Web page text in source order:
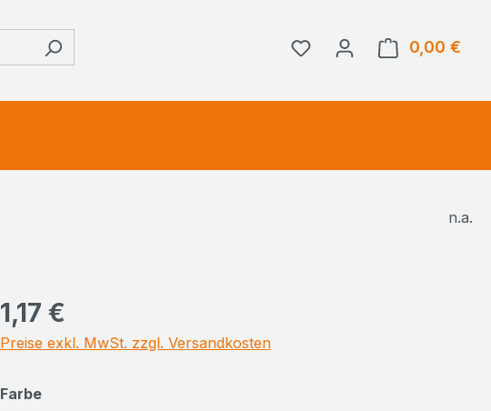
0,00 €
n.a.
Regulärer Preis:
1,17 €
Preise exkl. MwSt. zzgl. Versandkosten
Farbeauswählen